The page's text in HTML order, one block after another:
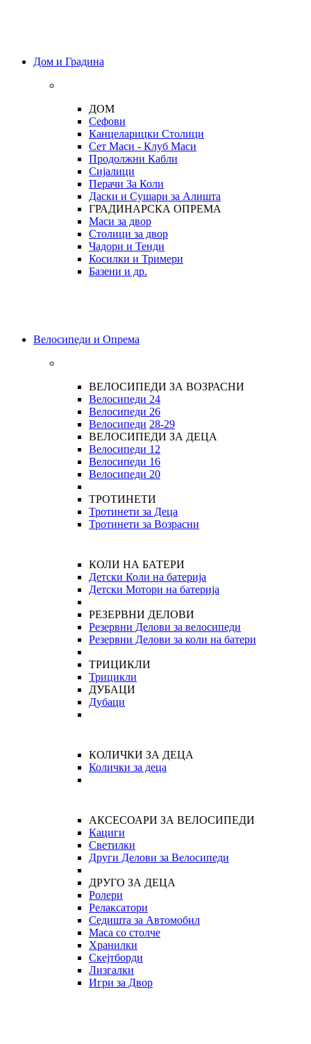
Дом и Градина
ДОМ
Сефови
Канцеларицки Столици
Сет Маси - Клуб Маси
Продолжни Кабли
Сијалици
Перачи За Коли
Даски и Сушари за Алишта
ГРАДИНАРСКА ОПРЕМА
Маси за двор
Столици за двор
Чадори и Тенди
Косилки и Тримери
Базени и др.
Велосипеди и Опрема
ВЕЛОСИПЕДИ ЗА ВОЗРАСНИ
Велосипеди 24
Велосипеди 26
Велосипеди 28-29
ВЕЛОСИПЕДИ ЗА ДЕЦА
Велосипеди 12
Велосипеди 16
Велосипеди 20
ТРОТИНЕТИ
Тротинети за Деца
Тротинети за Возрасни
КОЛИ НА БАТЕРИ
Детски Коли на батерија
Детски Мотори на батерија
РЕЗЕРВНИ ДЕЛОВИ
Резервни Делови за велосипеди
Резервни Делови за коли на батери
ТРИЦИКЛИ
Трицикли
ДУБАЦИ
Дубаци
КОЛИЧКИ ЗА ДЕЦА
Колички за деца
АКСЕСОАРИ ЗА ВЕЛОСИПЕДИ
Кациги
Светилки
Други Делови за Велосипеди
ДРУГО ЗА ДЕЦА
Ролери
Релаксатори
Седишта за Автомобил
Маса со столче
Хранилки
Скејтборди
Лизгалки
Игри за Двор